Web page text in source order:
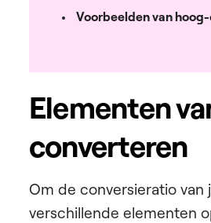
Voorbeelden van
Elementen
converteren
Om de conversieratio van
verschillende elementen